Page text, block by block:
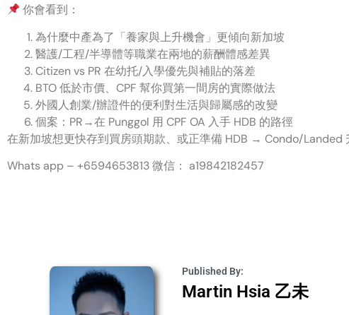
你會看到：
為什麼中產為了「養家與上升機會」更傾向新加坡
醫護/工程/半導體等職業在兩地的薪酬體感差異
Citizen vs PR 在幼托/入學優先與補貼的落差
BTO 低於市價、CPF 幫你買第一間房的實際做法
外國人創業/辦證件的便利對生活與歸屬感的改變
個案：PR→在 Punggol 用 CPF OA 入手 HDB 的路徑
在新加坡想更快存到買房頭期款、或正準備 HDB → Condo/Landed
Whats app – +6594653813 微信： a19842182457
Published By:
Martin Hsia 乙未